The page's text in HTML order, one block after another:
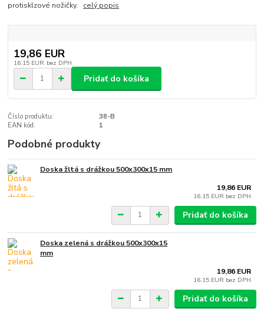
protisklzové nožičky. celý popis
19,86 EUR
16,15 EUR bez DPH
Pridať do košíka
Číslo produktu:
38-B
EAN kód:
1
Podobné produkty
Doska žltá s drážkou 500x300x15 mm
19,86 EUR
16,15 EUR bez DPH
Pridať do košíka
Doska zelená s drážkou 500x300x15
mm
19,86 EUR
16,15 EUR bez DPH
Pridať do košíka